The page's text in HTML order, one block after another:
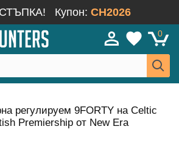
Купон: CH2026
0
регулируем 9FORTY на Celtic
Premiership от New Era